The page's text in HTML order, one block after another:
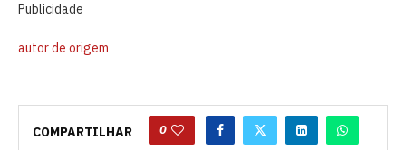
Publicidade
autor de origem
COMPARTILHAR 0